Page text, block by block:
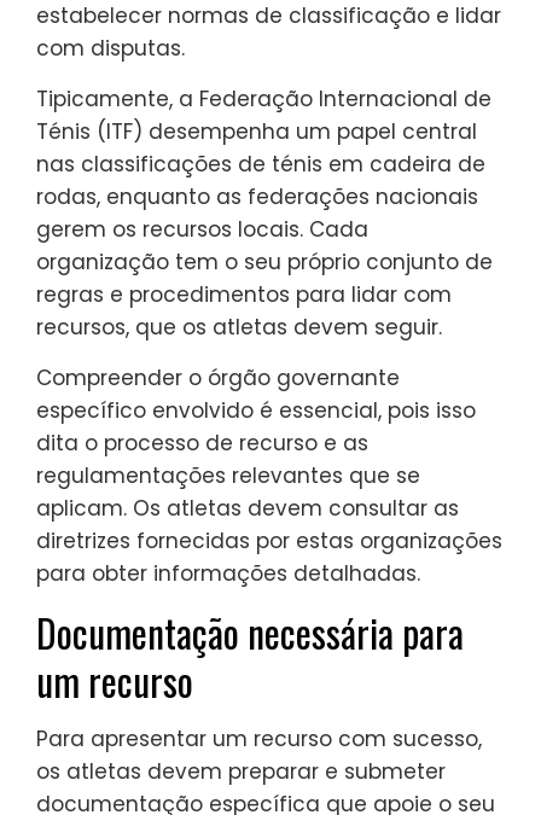
estabelecer normas de classificação e lidar
com disputas.
Tipicamente, a Federação Internacional de
Ténis (ITF) desempenha um papel central
nas classificações de ténis em cadeira de
rodas, enquanto as federações nacionais
gerem os recursos locais. Cada
organização tem o seu próprio conjunto de
regras e procedimentos para lidar com
recursos, que os atletas devem seguir.
Compreender o órgão governante
específico envolvido é essencial, pois isso
dita o processo de recurso e as
regulamentações relevantes que se
aplicam. Os atletas devem consultar as
diretrizes fornecidas por estas organizações
para obter informações detalhadas.
Documentação necessária para
um recurso
Para apresentar um recurso com sucesso,
os atletas devem preparar e submeter
documentação específica que apoie o seu